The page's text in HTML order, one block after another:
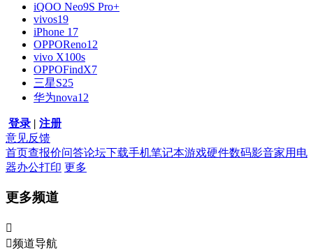
iQOO Neo9S Pro+
vivos19
iPhone 17
OPPOReno12
vivo X100s
OPPOFindX7
三星S25
华为nova12
登录 | 注册
意见反馈
首页查报价问答论坛下载手机笔记本游戏硬件数码影音家用电
器办公打印 更多
更多频道

频道导航